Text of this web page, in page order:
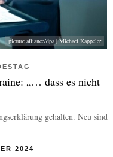
picture alliance/dpa | Michael Kappeler
„… dass es nicht
gehalten. Neu sind
2024